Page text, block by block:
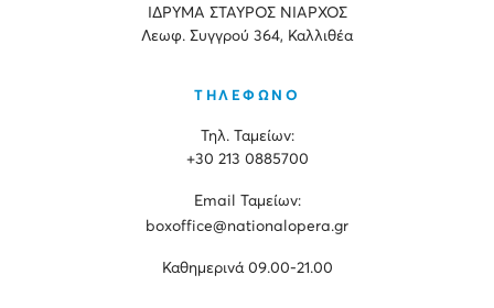
ΙΔΡΥΜΑ ΣΤΑΥΡΟΣ ΝΙΑΡΧΟΣ
Λεωφ. Συγγρού 364, Καλλιθέα
ΤΗΛΕΦΩΝΟ
Τηλ. Ταμείων:
+30 213 0885700
Εmail Ταμείων:
boxoffice@nationalopera.gr
Καθημερινά 09.00-21.00